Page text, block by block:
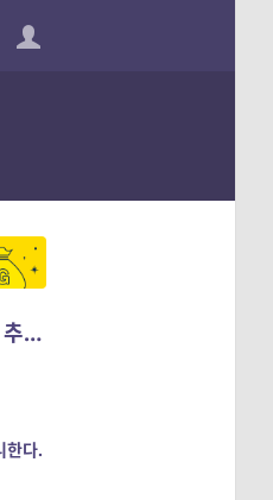
2026년 8월 1차 편집부 추천작
한다.